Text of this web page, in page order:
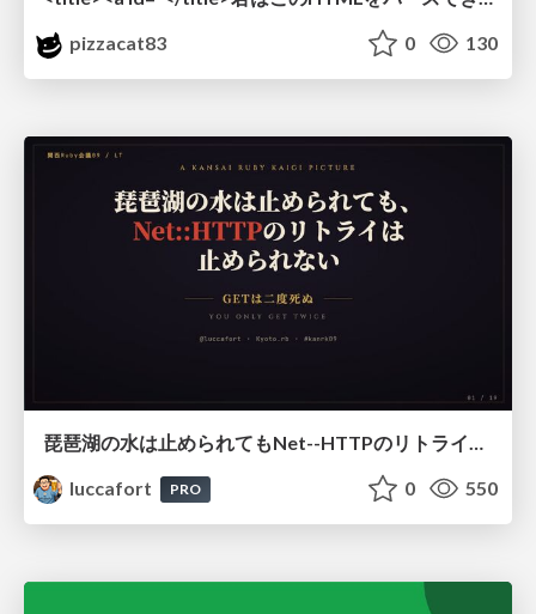
pizzacat83
0 130
琵琶湖の水は止められてもNet--HTTPのリトライは止められない / You might be able to stop the water flow of Lake Biwa but you can't stop Net::HTTP retries
luccafort
PRO 0 550